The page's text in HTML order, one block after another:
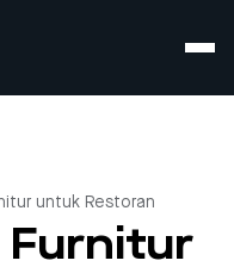
untuk Restoran
Furnitur